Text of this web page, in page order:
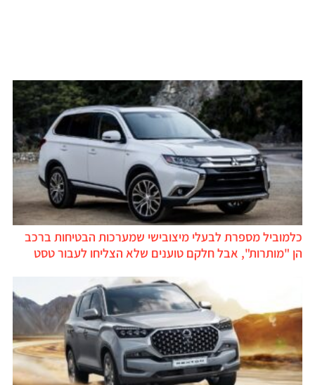
כלמוביל מספרת לבעלי מיצובישי שמערכות הבטיחות ברכב
הן "מותרות", אבל חלקם טוענים שלא הצליחו לעבור טסט